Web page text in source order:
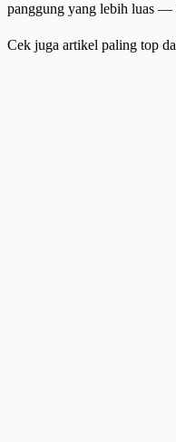
panggung yang lebih luas —
Cek juga artikel paling top